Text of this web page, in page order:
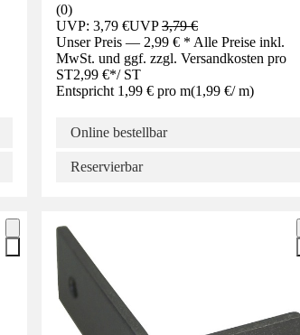
(0)
UVP: 3,79 €UVP3,79 €
Unser Preis — 2,99 € * Alle Preise inkl.
MwSt. und ggf. zzgl. Versandkosten pro
ST2,99 €*/ ST
Entspricht 1,99 € pro m(1,99 €/ m)
Online bestellbar
Reservierbar